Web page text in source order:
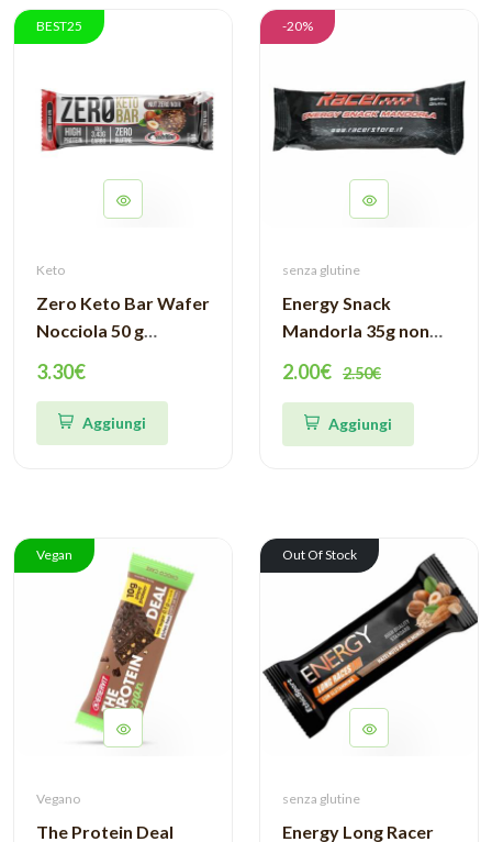
BEST25
Keto
Zero Keto Bar Wafer
Nocciola 50 g
3.30€
Aggiungi
-20%
senza glutine
Energy Snack
Mandorla 35g non
2.00€ 2.50€
Aggiungi
Vegan
Vegano
The Protein Deal
Out Of Stock
senza glutine
Energy Long Racer